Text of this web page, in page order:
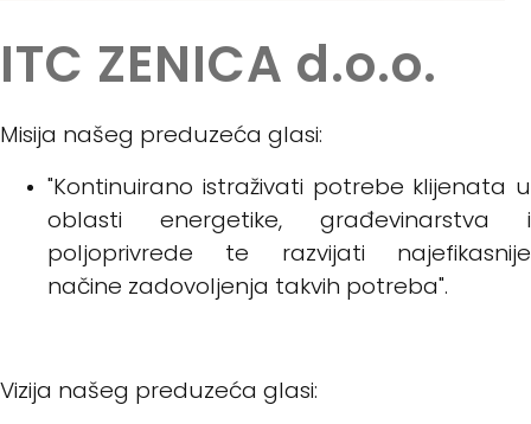
ITC ZENICA d.o.o.
Misija našeg preduzeća glasi:
"Kontinuirano istraživati potrebe klijenata u
oblasti energetike, građevinarstva i
poljoprivrede te razvijati najefikasnije
načine zadovoljenja takvih potreba".
Vizija našeg preduzeća glasi: